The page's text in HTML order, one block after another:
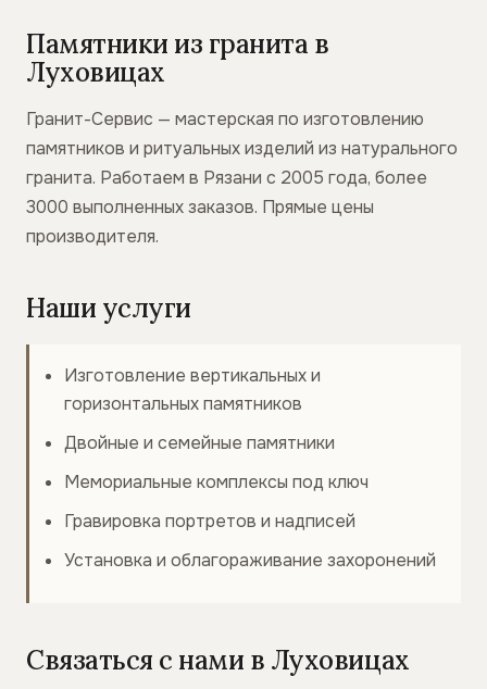
Памятники из гранита в
Луховицах
Гранит-Сервис — мастерская по изготовлению
памятников и ритуальных изделий из натурального
гранита. Работаем в Рязани с 2005 года, более
3000 выполненных заказов. Прямые цены
производителя.
Наши услуги
Изготовление вертикальных и
горизонтальных памятников
Двойные и семейные памятники
Мемориальные комплексы под ключ
Гравировка портретов и надписей
Установка и облагораживание захоронений
Связаться с нами в Луховицах